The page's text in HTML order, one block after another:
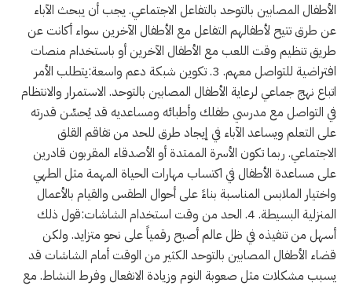
الأطفال المصابين بالتوحد بالتفاعل الاجتماعي. يجب أن يبحث الآباء
عن طرق تتيح لأطفالهم التفاعل مع الأطفال الآخرين سواء أكانت عن
طريق تنظيم وقت اللعب مع الأطفال الآخرين أو باستخدام منصات
افتراضية للتواصل معهم. 3. تكوين شبكة دعم واسعة:يتطلب الأمر
اتباع نهج جماعي لرعاية الأطفال المصابين بالتوحد. الاستمرار والانتظام
في التواصل مع مدرسي طفلك وأطبائه ومساعديه قد يُحسِّن قدرته
على التعلم ويساعد الآباء في إيجاد طرق للحد من تفاقم القلق
الاجتماعي. ربما تكون الأسرة الممتدة أو الأصدقاء المقربون قادرين
على مساعدة الأطفال في اكتساب مهارات الحياة المهمة مثل الطهي
واختيار الملابس المناسبة بناءً على أحوال الطقس والقيام بالأعمال
المنزلية البسيطة. 4. الحد من وقت استخدام الشاشات:قول ذلك
أسهل من تنفيذه في ظل عالم أصبح رقمياً على نحو متزايد. ولكن
قضاء الأطفال المصابين بالتوحد الكثير من الوقت أمام الشاشات قد
يسبب مشكلات مثل صعوبة النوم وزيادة الانفعال وفرط النشاط. مع